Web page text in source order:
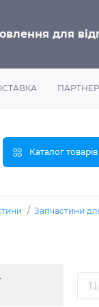
для
Каталог товарів
Запчастини